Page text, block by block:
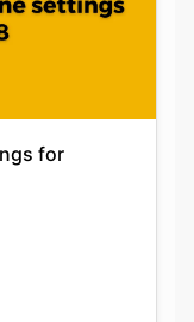
for